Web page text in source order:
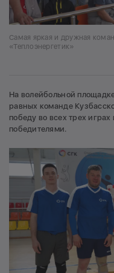
Самая яркая и дружная
«Теплоэнергетик»
На волейбольной
равных команде
победу во всех трех
победителями.